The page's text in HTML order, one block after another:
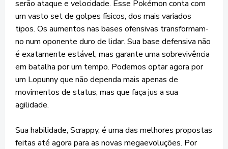
serão ataque e velocidade. Esse Pokémon conta com
um vasto set de golpes físicos, dos mais variados
tipos. Os aumentos nas bases ofensivas transformam-
no num oponente duro de lidar. Sua base defensiva não
é exatamente estável, mas garante uma sobrevivência
em batalha por um tempo. Podemos optar agora por
um Lopunny que não dependa mais apenas de
movimentos de status, mas que faça jus a sua
agilidade.
Sua habilidade, Scrappy, é uma das melhores propostas
feitas até agora para as novas megaevoluções. Por